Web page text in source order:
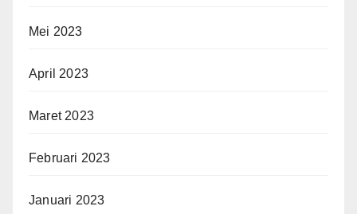
Mei 2023
April 2023
Maret 2023
Februari 2023
Januari 2023